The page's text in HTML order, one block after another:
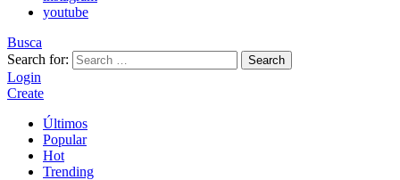
youtube
Busca
Search for:
Search
Login
Create
Últimos
Popular
Hot
Trending